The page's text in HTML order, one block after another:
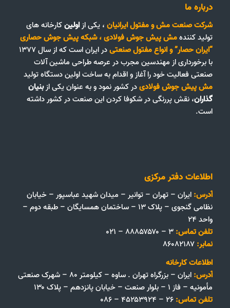
درباره ما
شرکت صنعت مش و مفتول ایرانیان، یکی ازاولینکارخانه های
تولید کنندهمش پیش جوش فولادی،شبکه پیش جوش حصاری
“ایران حصار”وانواع مفتول صنعتی
در ایران است که از سال ۱۳۷۷
با برخورداری از مهندسین مجرب در عرصه طراحی ماشین آلات
صنعتی فعالیت خود را آغاز و اقدام به ساخت اولین دستگاه تولید
مش پیش جوش فولادیدر کشور نمود و به عنوان یکی ازبنیان
گذاران، نقش پررنگی در شکوفا کردن این صنعت در کشور داشته
است.
اطلاعات دفتر مرکزی
آدرس: ایران – تهران – توانیر – میدان شهید عباسپور – خیابان
نظامی گنجوی – پلاک ۱۳ – ساختمان همسایگان – طبقه دوم –
واحد ۲۴
تلفن تماس:
نمابر:
اطلاعات کارخانه
آدرس:
ایران – بزرگراه تهران . ساوه – کیلومتر ۸۰ – شهرک صنعتی
مأمونیه – فاز ۱ – بلوار صنعت – خیابان پانزدهم – پلاک ۱۳۰
تلفن تماس: